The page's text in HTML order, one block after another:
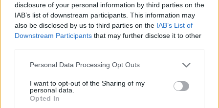
disclosure of your personal information by third parties on the
IAB’s list of downstream participants. This information may
also be disclosed by us to third parties on the IAB’s List of
Downstream Participants that may further disclose it to other
Please note that this website/app uses one or more Google
not limited to your visit or usage behaviour. You may click to
grant or deny consent to Google and its third-party tags to
use your data for below specified purposes in below Google
Personal Data Processing Opt Outs
I want to opt-out of the Sharing of my
personal data.
Opted In